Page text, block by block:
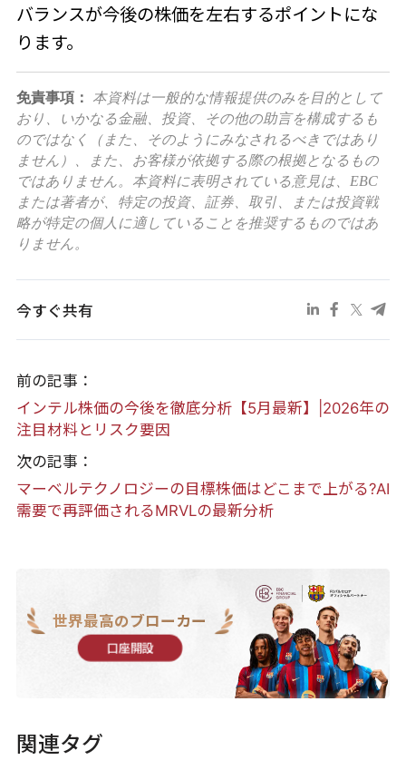
バランスが今後の株価を左右するポイントにな
ります。
免責事項：
本資料は一般的な情報提供のみを目的として
おり、いかなる金融、投資、その他の助言を構成するも
のではなく（また、そのようにみなされるべきではあり
ません）、また、お客様が依拠する際の根拠となるもの
ではありません。本資料に表明されている意見は、EBC
または著者が、特定の投資、証券、取引、または投資戦
略が特定の個人に適していることを推奨するものではあ
りません。
今すぐ共有
前の記事：
インテル株価の今後を徹底分析【5月最新】|2026年の
注目材料とリスク要因
次の記事：
マーベルテクノロジーの目標株価はどこまで上がる?AI
需要で再評価されるMRVLの最新分析
世界最高のブローカー
口座開設
関連タグ